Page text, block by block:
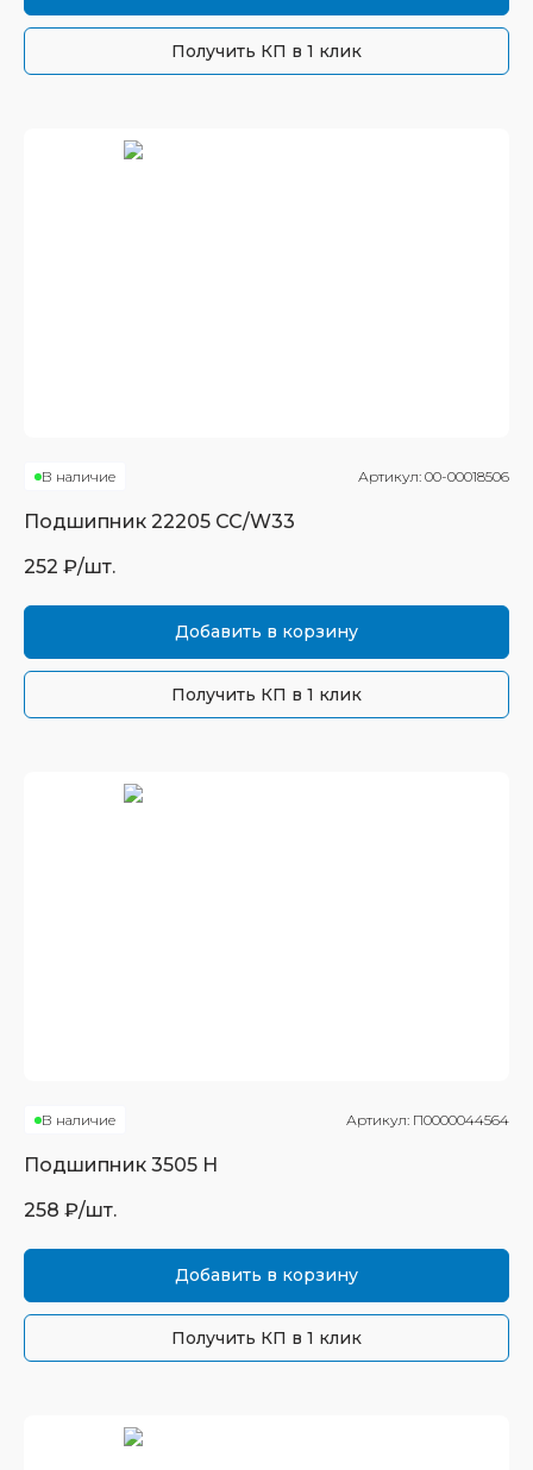
Получить КП в 1 клик
В наличие Артикул: 00-00018506
Подшипник 22205 CC/W33
252 ₽/шт.
Добавить в корзину
Получить КП в 1 клик
В наличие Артикул: П0000044564
Подшипник 3505 Н
258 ₽/шт.
Добавить в корзину
Получить КП в 1 клик